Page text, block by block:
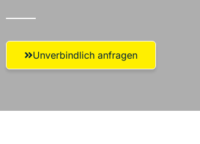
Unverbindlich anfragen